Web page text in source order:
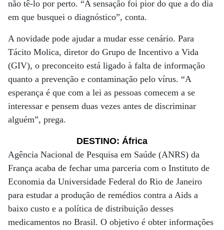
não tê-lo por perto. “A sensação foi pior do que a do dia
em que busquei o diagnóstico”, conta.
A novidade pode ajudar a mudar esse cenário. Para
Tácito Molica, diretor do Grupo de Incentivo a Vida
(GIV), o preconceito está ligado à falta de informação
quanto a prevenção e contaminação pelo vírus. “A
esperança é que com a lei as pessoas comecem a se
interessar e pensem duas vezes antes de discriminar
alguém”, prega.
DESTINO: África
Agência Nacional de Pesquisa em Saúde (ANRS) da
França acaba de fechar uma parceria com o Instituto de
Economia da Universidade Federal do Rio de Janeiro
para estudar a produção de remédios contra a Aids a
baixo custo e a política de distribuição desses
medicamentos no Brasil. O objetivo é obter informações